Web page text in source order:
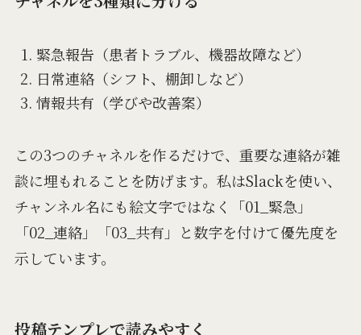
緊急報告（患者トラブル、機器故障など）
日常連絡（シフト、棚卸しなど）
情報共有（学びや改善案）
この3つのチャネルを作るだけで、重要な連絡が雑
談に埋もれることを防げます。私はSlackを使い、
チャンネル名にも絵文字ではなく「01_緊急」
「02_連絡」「03_共有」と数字を付けて優先度を
示しています。
投稿テンプレで読みやすく